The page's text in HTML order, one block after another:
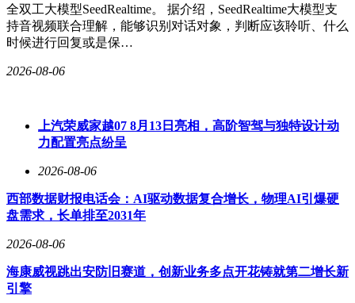
全双工大模型SeedRealtime。 据介绍，SeedRealtime大模型支
持音视频联合理解，能够识别对话对象，判断应该聆听、什么
时候进行回复或是保…
2026-08-06
上汽荣威家越07 8月13日亮相，高阶智驾与独特设计动
力配置亮点纷呈
2026-08-06
西部数据财报电话会：AI驱动数据复合增长，物理AI引爆硬
盘需求，长单排至2031年
2026-08-06
海康威视跳出安防旧赛道，创新业务多点开花铸就第二增长新
引擎